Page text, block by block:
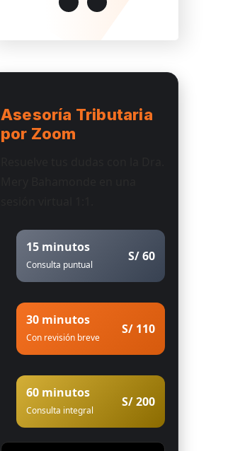
Asesoría Tributaria
por Zoom
15 minutos
Consulta puntual
S/ 60
30 minutos
Con revisión breve
S/ 110
60 minutos
Consulta integral
S/ 200